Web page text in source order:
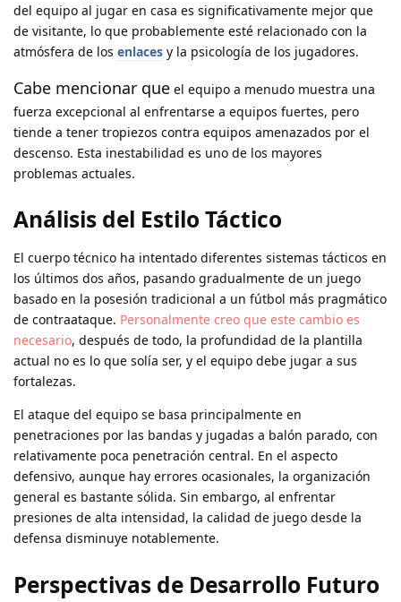
del equipo al jugar en casa es significativamente mejor que
de visitante, lo que probablemente esté relacionado con la
atmósfera de los enlaces y la psicología de los jugadores.
Cabe mencionar que el equipo a menudo muestra una
fuerza excepcional al enfrentarse a equipos fuertes, pero
tiende a tener tropiezos contra equipos amenazados por el
descenso. Esta inestabilidad es uno de los mayores
problemas actuales.
Análisis del Estilo Táctico
El cuerpo técnico ha intentado diferentes sistemas tácticos en
los últimos dos años, pasando gradualmente de un juego
basado en la posesión tradicional a un fútbol más pragmático
de contraataque. Personalmente creo que este cambio es
necesario, después de todo, la profundidad de la plantilla
actual no es lo que solía ser, y el equipo debe jugar a sus
fortalezas.
El ataque del equipo se basa principalmente en
penetraciones por las bandas y jugadas a balón parado, con
relativamente poca penetración central. En el aspecto
defensivo, aunque hay errores ocasionales, la organización
general es bastante sólida. Sin embargo, al enfrentar
presiones de alta intensidad, la calidad de juego desde la
defensa disminuye notablemente.
Perspectivas de Desarrollo Futuro